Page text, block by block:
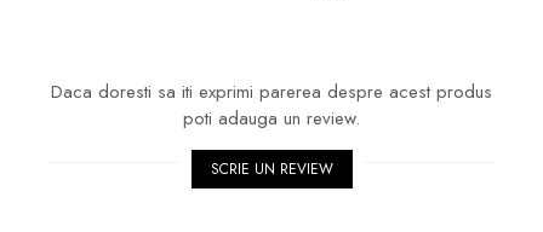
Daca doresti sa iti exprimi parerea despre acest produs
poti adauga un review.
SCRIE UN REVIEW